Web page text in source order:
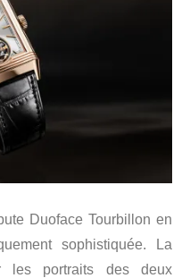
Duoface Tourbillon en
sophistiquée. La
les portraits des deux